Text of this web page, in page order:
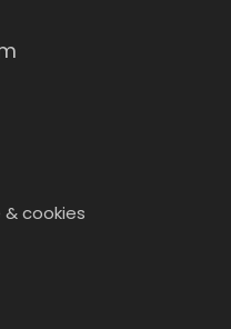
cookies